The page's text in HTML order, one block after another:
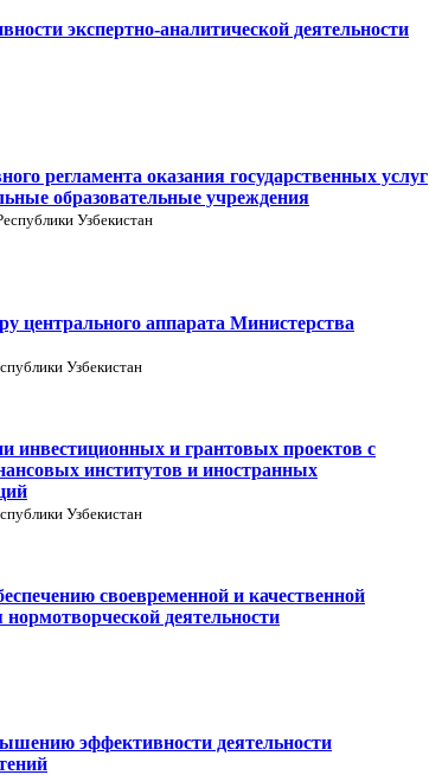
экспертно-аналитической деятельности
регламента оказания государственных услуг
образовательные учреждения
Узбекистан
центрального аппарата Министерства
Узбекистан
инвестиционных и грантовых проектов с
институтов и иностранных
Узбекистан
своевременной и качественной
деятельности
эффективности деятельности